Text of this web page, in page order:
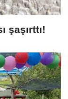
şaşırttı!